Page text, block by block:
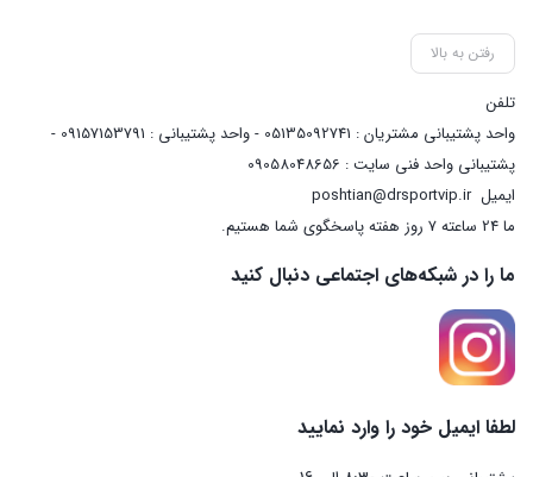
رفتن به بالا
تلفن
واحد پشتیبانی مشتریان : 05135092741 - واحد پشتیبانی : 09157153791 -
پشتیبانی واحد فنی سایت : 09058048656
ایمیلposhtian@drsportvip.ir
ما 24 ساعته 7 روز هفته پاسخگوی شما هستیم.
ما را در شبکه‌های اجتماعی دنبال کنید
لطفا ایمیل خود را وارد نمایید